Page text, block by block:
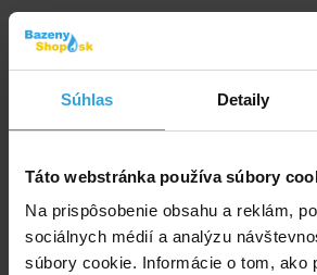
Súhlas Detaily
Táto webstránka používa súbory
Na prispôsobenie obsahu a reklám,
sociálnych médií a analýzu
súbory cookie. Informácie o tom, ako
v stredu u vás
Podložka pod bazén 3,7